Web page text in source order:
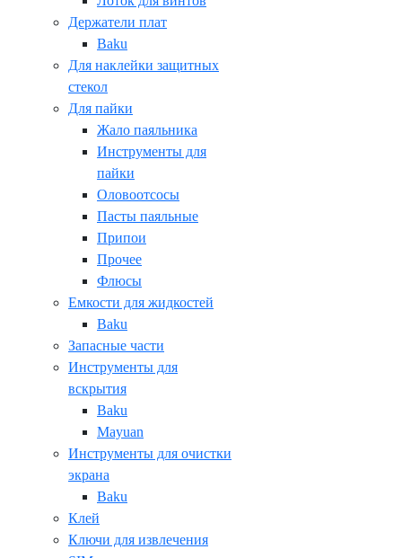
Держатели плат
Baku
Для наклейки защитных
стекол
Для пайки
Жало паяльника
Инструменты для
пайки
Оловоотсосы
Пасты паяльные
Припои
Прочее
Флюсы
Емкости для жидкостей
Baku
Запасные части
Инструменты для
вскрытия
Baku
Mayuan
Инструменты для очистки
экрана
Baku
Клей
Ключи для извлечения